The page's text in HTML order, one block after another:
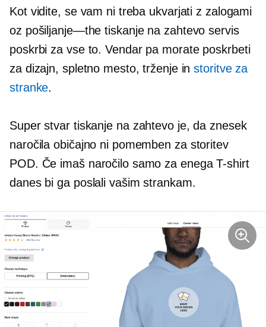
Kot vidite, se vam ni treba ukvarjati z zalogami
oz pošiljanje—the tiskanje na zahtevo servis
poskrbi za vse to. Vendar pa morate poskrbeti
za dizajn, spletno mesto, trženje instoritve za
stranke.
Super stvar tiskanje na zahtevoje, da znesek
naročila običajno ni pomemben za storitev
POD. Če imaš naročilo samo za enegaT-shirt
danes bi ga poslali vašim strankam.